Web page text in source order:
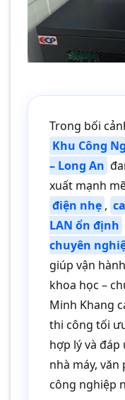
Trong bối
Khu Công
– Long An
xuất mạnh
điện nhẹ ,
LAN ổn định
chuyên
giúp vận
khoa học –
Minh Khang
thi công tối
hợp lý và đáp
nhà máy,
công nghiệp